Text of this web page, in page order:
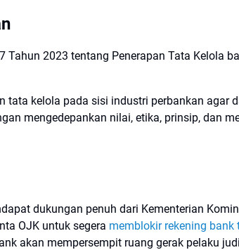
Tahun 2023 tentang Penerapan Tata Kelola
tata kelola pada sisi industri perbankan agar
mengedepankan nilai, etika, prinsip, dan
dukungan penuh dari Kementerian
OJK untuk segera memblokir rekening bank
akan mempersempit ruang gerak pelaku